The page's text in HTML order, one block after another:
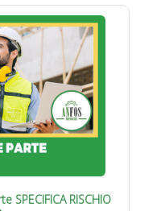
RISCHIO